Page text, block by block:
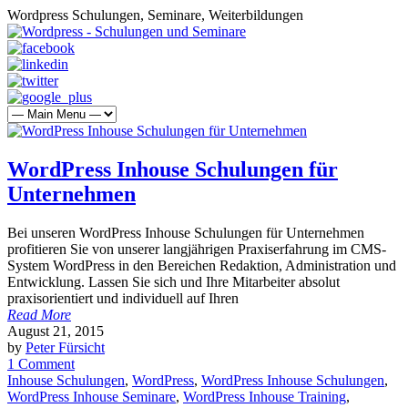
Wordpress Schulungen, Seminare, Weiterbildungen
WordPress Inhouse Schulungen für
Unternehmen
Bei unseren WordPress Inhouse Schulungen für Unternehmen
profitieren Sie von unserer langjährigen Praxiserfahrung im CMS-
System WordPress in den Bereichen Redaktion, Administration und
Entwicklung. Lassen Sie sich und Ihre Mitarbeiter absolut
praxisorientiert und individuell auf Ihren
Read More
August 21, 2015
by Peter Fürsicht
1 Comment
Inhouse Schulungen, WordPress, WordPress Inhouse Schulungen,
WordPress Inhouse Seminare, WordPress Inhouse Training,